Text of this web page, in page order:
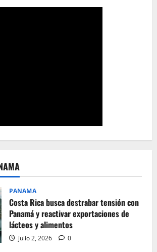
PANAMA
Costa Rica busca destrabar tensión con
Panamá y reactivar exportaciones de
lácteos y alimentos
julio 2, 2026 0